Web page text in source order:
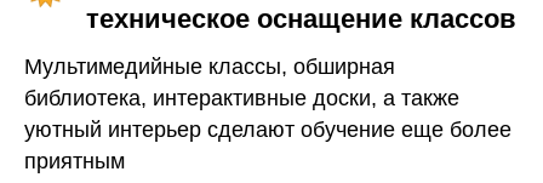
техническое оснащение классов
Мультимедийные классы, обширная
библиотека, интерактивные доски, а также
уютный интерьер сделают обучение еще более
приятным